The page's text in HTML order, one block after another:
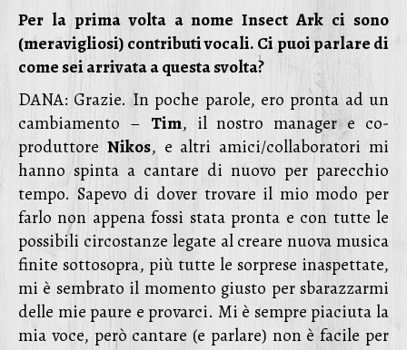
Per la prima volta a nome Insect Ark ci sono
(meravigliosi) contributi vocali. Ci puoi parlare di
come sei arrivata a questa svolta?
DANA: Grazie. In poche parole, ero pronta ad un
cambiamento – Tim, il nostro manager e co-
produttore Nikos, e altri amici/collaboratori mi
hanno spinta a cantare di nuovo per parecchio
tempo. Sapevo di dover trovare il mio modo per
farlo non appena fossi stata pronta e con tutte le
possibili circostanze legate al creare nuova musica
finite sottosopra, più tutte le sorprese inaspettate,
mi è sembrato il momento giusto per sbarazzarmi
delle mie paure e provarci. Mi è sempre piaciuta la
mia voce, però cantare (e parlare) non è facile per